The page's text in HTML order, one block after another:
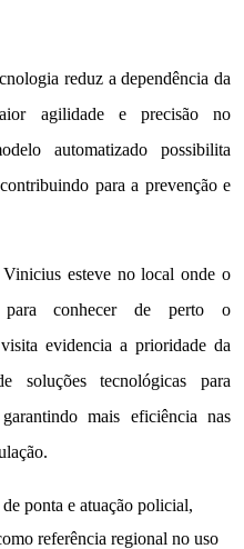
reduz a dependência da
agilidade e precisão no
automatizado possibilita
para a prevenção e
esteve no local onde o
para conhecer de perto o
evidencia a prioridade da
soluções tecnológicas para
mais eficiência nas
ponta e atuação policial,
referência regional no uso